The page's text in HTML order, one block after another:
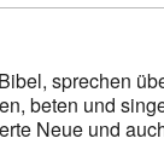
sprechen
beten und
Neue und